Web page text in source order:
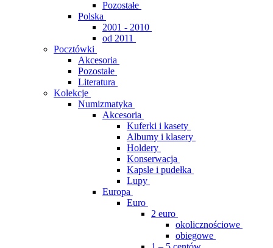
Pozostałe
Polska
2001 - 2010
od 2011
Pocztówki
Akcesoria
Pozostałe
Literatura
Kolekcje
Numizmatyka
Akcesoria
Kuferki i kasety
Albumy i klasery
Holdery
Konserwacja
Kapsle i pudełka
Lupy
Europa
Euro
2 euro
okolicznościowe
obiegowe